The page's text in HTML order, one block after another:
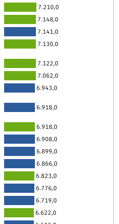
7.210,0
7.148,0
7.141,0
7.130,0
7.122,0
7.062,0
6.943,0
6.918,0
6.918,0
6.908,0
6.899,0
6.866,0
6.823,0
6.776,0
6.719,0
6.622,0